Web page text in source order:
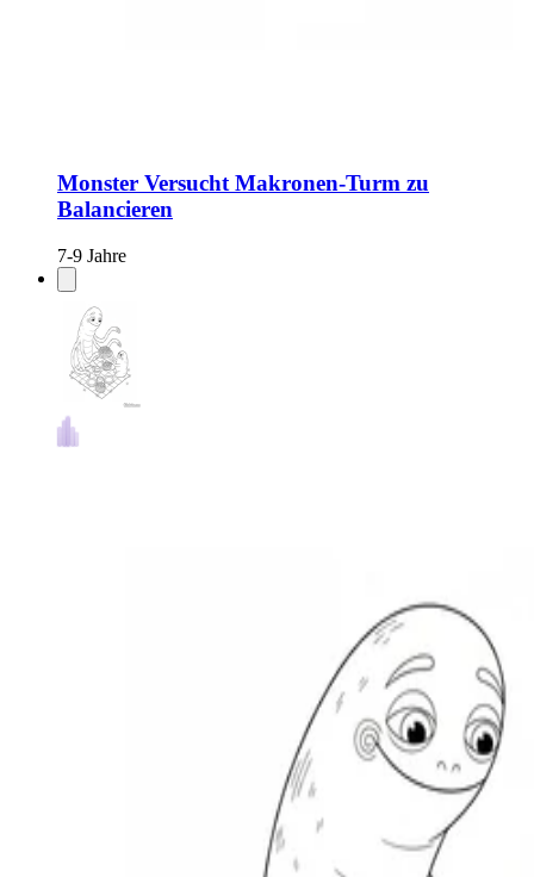
Monster Versucht Makronen-Turm zu
Balancieren
7-9 Jahre